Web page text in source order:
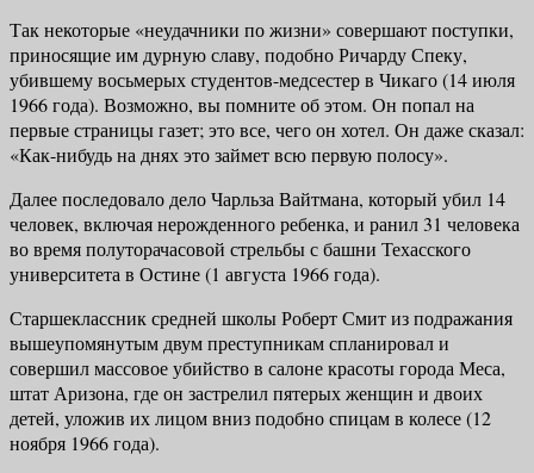
Так некоторые «неудачники по жизни» совершают поступки,
принося­щие им дурную славу, подобно Ричарду Спеку,
убившему восьмерых сту­дентов-медсестер в Чикаго (14 июля
1966 года). Возможно, вы помните об этом. Он попал на
первые страницы газет; это все, чего он хотел. Он даже сказал:
«Как-нибудь на днях это займет всю первую полосу».
Далее последовало дело Чарльза Вайтмана, который убил 14
человек, вклю­чая нерожденного ребенка, и ранил 31 человека
во время полуторачасовой стрельбы с башни Техасского
университета в Остине (1 августа 1966 года).
Старшеклассник средней школы Роберт Смит из подражания
вышеупо­мянутым двум преступникам спланировал и
совершил массовое убийство в салоне красоты города Меса,
штат Аризона, где он застрелил пятерых жен­щин и двоих
детей, уложив их лицом вниз подобно спицам в колесе (12
нояб­ря 1966 года).